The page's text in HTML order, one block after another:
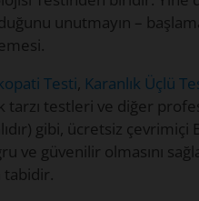
unutmayın –
Testi, Karanlık Üçlü
tarzı testleri ve diğer
gibi, ücretsiz
ve güvenilir olmasını
tabidir.